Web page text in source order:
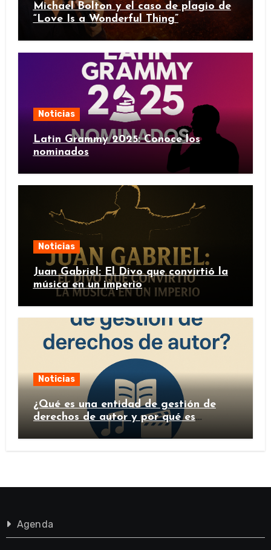
Michael Bolton y el caso de plagio de
“Love Is a Wonderful Thing”
Noticias
Latin Grammy 2025: Conoce los
nominados
Noticias
Juan Gabriel: El Divo que convirtió la
música en un imperio
Noticias
¿Qué es una entidad de gestión de
derechos de autor y por qué es
importante?
Agenda